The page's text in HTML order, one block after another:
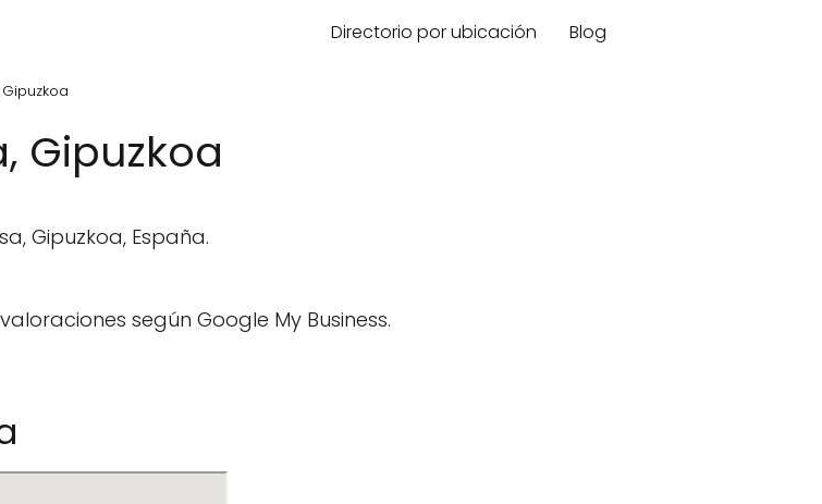
Directorio por ubicación Blog
Gipuzkoa
Gipuzkoa, España.
según Google My Business.